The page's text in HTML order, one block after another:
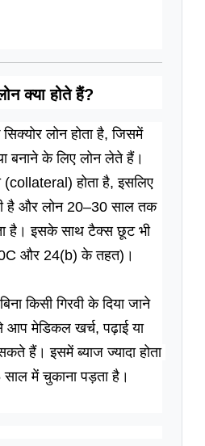
क्या होते हैं?
लोन होता है, जिसमें
बनाने के लिए लोन लेते हैं।
(collateral) होता है, इसलिए
है और लोन 20–30 साल तक
है। इसके साथ टैक्स छूट भी
और 24(b) के तहत)।
किसी गिरवी के दिया जाने
आप मेडिकल खर्च, पढ़ाई या
हैं। इसमें ब्याज ज्यादा होता
में चुकाना पड़ता है।